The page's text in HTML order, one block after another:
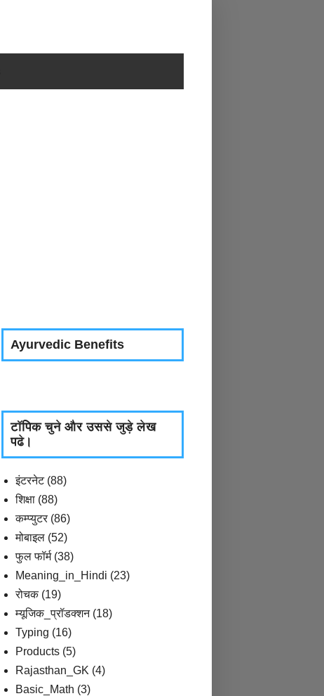
Ayurvedic Benefits
टॉपिक चुने और उससे जुड़े लेख
पढे।
इंटरनेट (88)
शिक्षा (88)
कम्प्युटर (86)
मोबाइल (52)
फुल फॉर्म (38)
Meaning_in_Hindi (23)
रोचक (19)
म्यूजिक_प्रॉडक्शन (18)
Typing (16)
Products (5)
Rajasthan_GK (4)
Basic_Math (3)